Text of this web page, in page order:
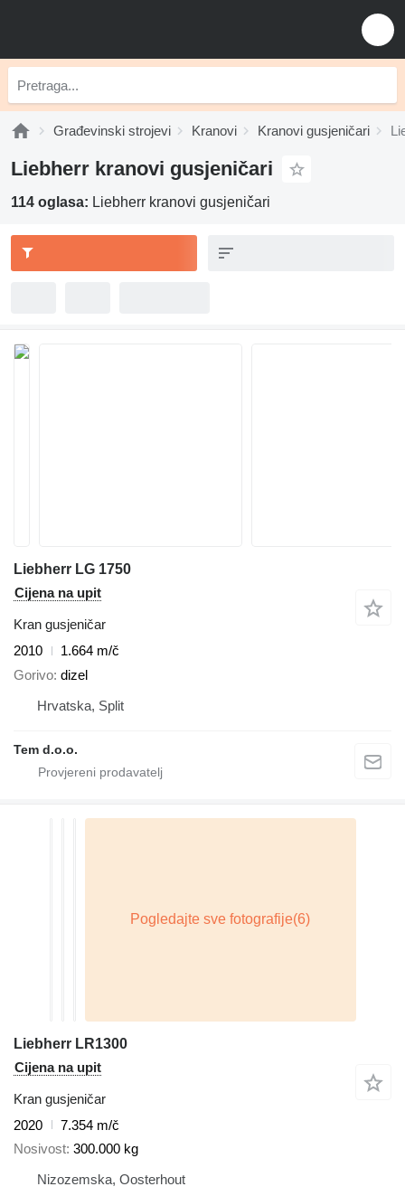
Građevinski strojevi Kranovi Kranovi gusjeničari
Liebherr kranovi gusjeničari
114 oglasa: Liebherr kranovi gusjeničari
Liebherr LG 1750
Cijena na upit
Kran gusjeničar
2010
1.664 m/č
Gorivo dizel
Hrvatska, Split
Tem d.o.o.
Liebherr LR1300
Cijena na upit
Kran gusjeničar
2020
7.354 m/č
Nosivost 300.000 kg
Nizozemska, Oosterhout